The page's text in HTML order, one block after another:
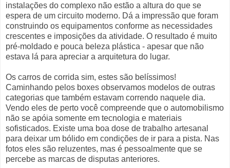
instalações do complexo não estão a altura do que se
espera de um circuito moderno. Dá a impressão que foram
construindo os equipamentos conforme as necessidades
crescentes e imposições da atividade. O resultado é muito
pré-moldado e pouca beleza plástica - apesar que não
estava lá para apreciar a arquitetura do lugar.
Os carros de corrida sim, estes são belíssimos!
Caminhando pelos boxes observamos modelos de outras
categorias que também estavam correndo naquele dia.
Vendo eles de perto você compreende que o automobilismo
não se apóia somente em tecnologia e materiais
sofisticados. Existe uma boa dose de trabalho artesanal
para deixar um bólido em condições de ir para a pista. Nas
fotos eles são reluzentes, mas é pessoalmente que se
percebe as marcas de disputas anteriores.